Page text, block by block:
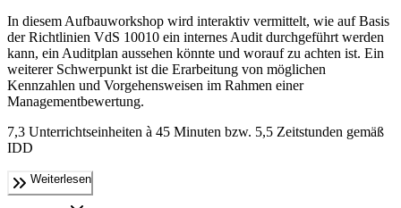
In diesem Aufbauworkshop wird interaktiv vermittelt, wie auf Basis
der Richtlinien VdS 10010 ein internes Audit durchgeführt werden
kann, ein Auditplan aussehen könnte und worauf zu achten ist. Ein
weiterer Schwerpunkt ist die Erarbeitung von möglichen
Kennzahlen und Vorgehensweisen im Rahmen einer
Managementbewertung.
7,3 Unterrichtseinheiten à 45 Minuten bzw. 5,5 Zeitstunden gemäß
IDD
Weiterlesen